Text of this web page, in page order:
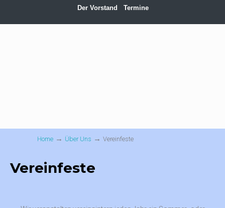
Der Vorstand Termine
Home → Über Uns → Vereinfeste
Vereinfeste